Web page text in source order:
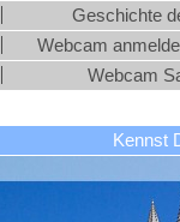
Geschichte
Webcam
Webcam
Kennst